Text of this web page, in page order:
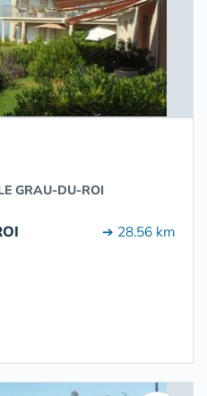
GRAU-DU-ROI
➔ 28.56 km